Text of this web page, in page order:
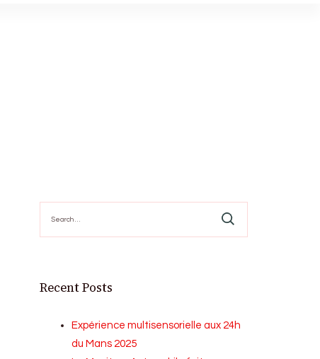
for:
Recent Posts
Expérience multisensorielle aux 24h
du Mans 2025